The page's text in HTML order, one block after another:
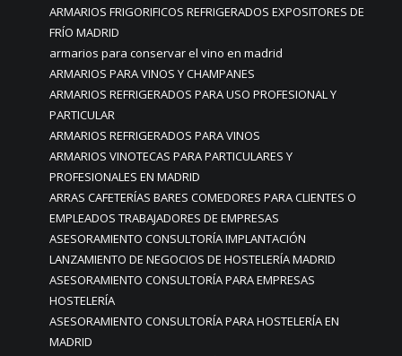
ARMARIOS FRIGORIFICOS REFRIGERADOS EXPOSITORES DE
FRÍO MADRID
armarios para conservar el vino en madrid
ARMARIOS PARA VINOS Y CHAMPANES
ARMARIOS REFRIGERADOS PARA USO PROFESIONAL Y
PARTICULAR
ARMARIOS REFRIGERADOS PARA VINOS
ARMARIOS VINOTECAS PARA PARTICULARES Y
PROFESIONALES EN MADRID
ARRAS CAFETERÍAS BARES COMEDORES PARA CLIENTES O
EMPLEADOS TRABAJADORES DE EMPRESAS
ASESORAMIENTO CONSULTORÍA IMPLANTACIÓN
LANZAMIENTO DE NEGOCIOS DE HOSTELERÍA MADRID
ASESORAMIENTO CONSULTORÍA PARA EMPRESAS
HOSTELERÍA
ASESORAMIENTO CONSULTORÍA PARA HOSTELERÍA EN
MADRID